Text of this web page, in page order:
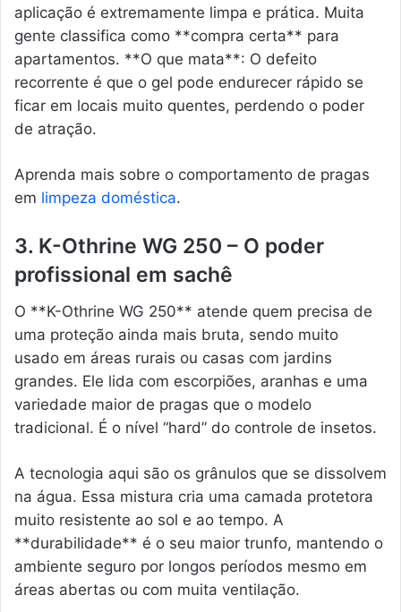
aplicação é extremamente limpa e prática. Muita
gente classifica como **compra certa** para
apartamentos. **O que mata**: O defeito
recorrente é que o gel pode endurecer rápido se
ficar em locais muito quentes, perdendo o poder
de atração.
Aprenda mais sobre o comportamento de pragas
em limpeza doméstica.
3. K-Othrine WG 250 – O poder
profissional em sachê
O **K-Othrine WG 250** atende quem precisa de
uma proteção ainda mais bruta, sendo muito
usado em áreas rurais ou casas com jardins
grandes. Ele lida com escorpiões, aranhas e uma
variedade maior de pragas que o modelo
tradicional. É o nível “hard” do controle de insetos.
A tecnologia aqui são os grânulos que se dissolvem
na água. Essa mistura cria uma camada protetora
muito resistente ao sol e ao tempo. A
**durabilidade** é o seu maior trunfo, mantendo o
ambiente seguro por longos períodos mesmo em
áreas abertas ou com muita ventilação.